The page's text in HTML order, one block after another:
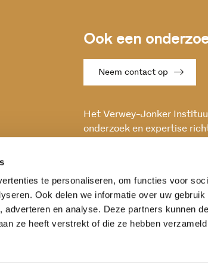
te personaliseren, om functies voor
Ook delen we informatie over uw gebruik
en analyse. Deze partners kunnen
ze heeft verstrekt of die ze hebben
Ook een
Neem contact op
Het Verwey-Jonker
onderzoek en expertise